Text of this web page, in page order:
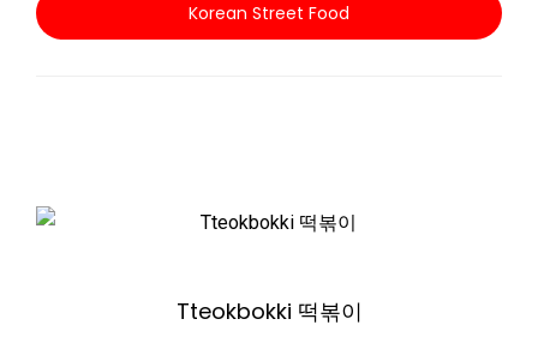
Korean Street Food
Tteokbokki 떡볶이